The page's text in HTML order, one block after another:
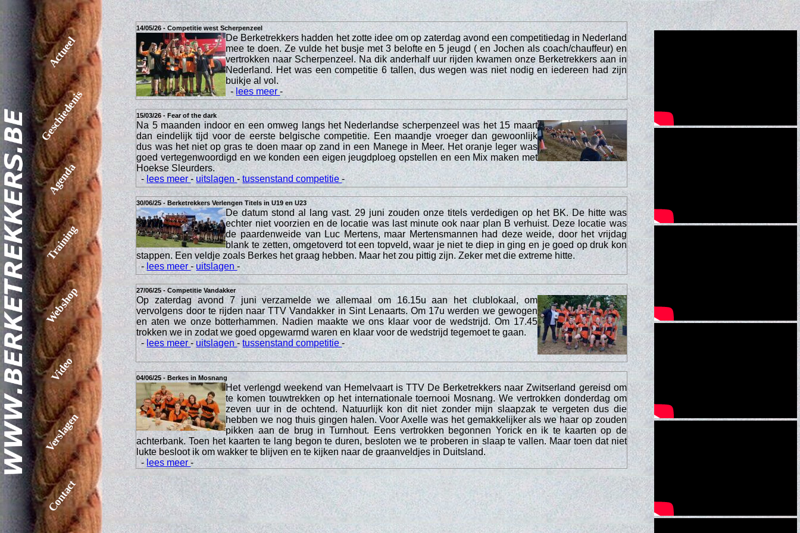
Actueel
Geschiedenis
Agenda
Training
Webshop
Video
Verslagen
Contact
14/05/26 - Competitie west Scherpenzeel
De Berketrekkers hadden het zotte idee om op zaterdag avond een competitiedag in Nederland
mee te doen. Ze vulde het busje met 3 belofte en 5 jeugd ( en Jochen als coach/chauffeur) en
vertrokken naar Scherpenzeel. Na dik anderhalf uur rijden kwamen onze Berketrekkers aan in
Nederland. Het was een competitie 6 tallen, dus wegen was niet nodig en iedereen had zijn
buikje al vol.
- lees meer-
15/03/26 - Fear of the dark
Na 5 maanden indoor en een omweg langs het Nederlandse scherpenzeel was het 15 maart
dan eindelijk tijd voor de eerste belgische competitie. Een maandje vroeger dan gewoonlijk
dus was het niet op gras te doen maar op zand in een Manege in Meer. Het oranje leger was
goed vertegenwoordigd en we konden een eigen jeugdploeg opstellen en een Mix maken met
Hoekse Sleurders.
-lees meer-uitslagen-tussenstand competitie-
30/06/25 - Berketrekkers Verlengen Titels in U19 en U23
De datum stond al lang vast. 29 juni zouden onze titels verdedigen op het BK. De hitte was
echter niet voorzien en de locatie was last minute ook naar plan B verhuist. Deze locatie was
de paardenweide van Luc Mertens, maar Mertensmannen had deze weide, door het vrijdag
blank te zetten, omgetoverd tot een topveld, waar je niet te diep in ging en je goed op druk kon
stappen. Een veldje zoals Berkes het graag hebben. Maar het zou pittig zijn. Zeker met die extreme hitte.
- lees meer-uitslagen-
27/06/25 - Competitie Vandakker
Op zaterdag avond 7 juni verzamelde we allemaal om 16.15u aan het clublokaal, om
vervolgens door te rijden naar TTV Vandakker in Sint Lenaarts. Om 17u werden we gewogen
en aten we onze botterhammen. Nadien maakte we ons klaar voor de wedstrijd. Om 17.45
trokken we in zodat we goed opgewarmd waren en klaar voor de wedstrijd tegemoet te gaan.
- lees meer-uitslagen-tussenstand competitie-
04/06/25 - Berkes in Mosnang
Het verlengd weekend van Hemelvaart is TTV De Berketrekkers naar Zwitserland gereisd om
te komen touwtrekken op het internationale toernooi Mosnang. We vertrokken donderdag om
zeven uur in de ochtend. Natuurlijk kon dit niet zonder mijn slaapzak te vergeten dus die
hebben we nog thuis gingen halen. Voor Axelle was het gemakkelijker als we haar op zouden
pikken aan de brug in Turnhout. Eens vertrokken begonnen Yorick en ik te kaarten op de
achterbank. Toen het kaarten te lang begon te duren, besloten we te proberen in slaap te vallen. Maar toen dat niet
lukte besloot ik om wakker te blijven en te kijken naar de graanveldjes in Duitsland.
-lees meer-